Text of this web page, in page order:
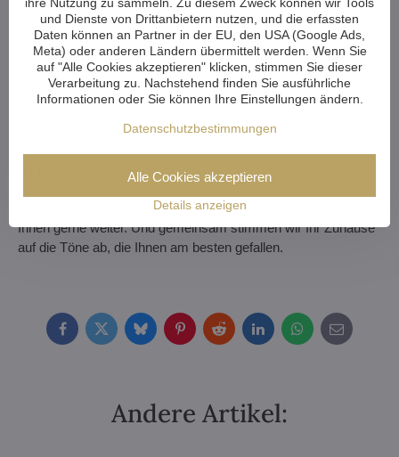
Die Tabelle zeigt deutlich, dass Energiespar- und LED-
Glühbirnen viel heller sind als Glühbirnen und
Halogenlampen.Außerdem haben sie einen sehr niedrigen
Verbrauch. Daher ersetzen moderne Glühbirnen auch bei
minimaler Wattzahl in Bezug auf die Lichtstärke herkömmliche
Wir sind für Sie da
Brauchen Sie einen Rat?Kontaktieren Sie uns
Ihnen gerne weiter. Und gemeinsam stimmen wir Ihr Zuhause
auf die Töne ab, die Ihnen am besten gefallen.
FacebookTwitterBlueskyPinterestRedditLinkedInWhatsApp
E-
mail
Andere Artikel:
und Dienste von Drittanbietern nutzen, und die erfassten
Daten können an Partner in der EU, den USA (Google Ads,
Meta) oder anderen Ländern übermittelt werden. Wenn Sie
auf "Alle Cookies akzeptieren" klicken, stimmen Sie dieser
Verarbeitung zu. Nachstehend finden Sie ausführliche
Informationen oder Sie können Ihre Einstellungen ändern.
Datenschutzbestimmungen
Details anzeigen
Alle Cookies akzeptieren